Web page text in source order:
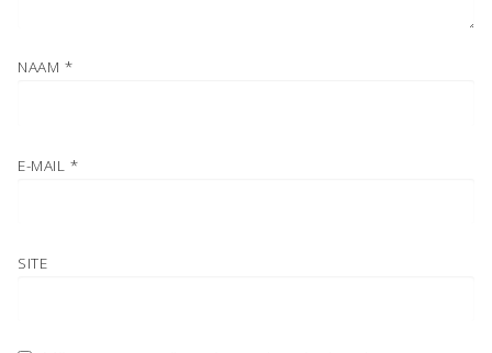
NAAM *
E-MAIL *
SITE